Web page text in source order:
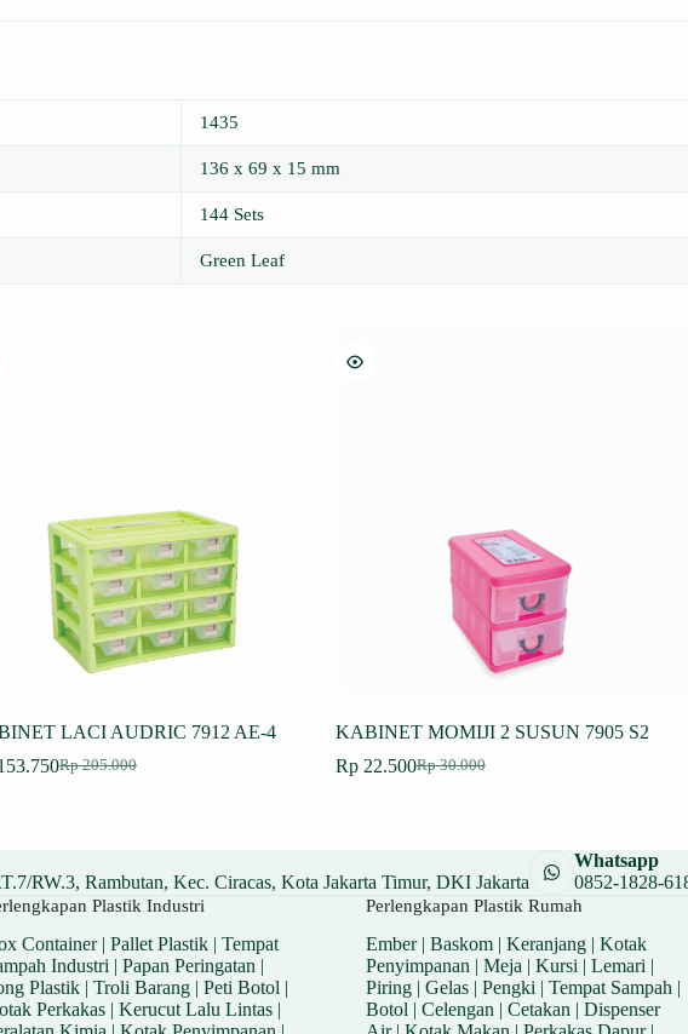
1435
136 x 69 x 15 mm
144 Sets
Green Leaf
LACI AUDRIC 7912 AE-4
Rp205.000
Harga
Harga
KABINET MOMIJI 2 SUSUN 7905 S2
Rp30.000
Harga
Rp22.500Harga
RW.3, Rambutan, Kec. Ciracas, Kota Jakarta Timur, DKI Jakarta
Whatsapp
0852-1828-
Plastik Industri
Container| Pallet Plastik| Tempat
Industri| Papan Peringatan|
Plastik| Troli Barang| Peti Botol|
Perkakas| Kerucut Lalu Lintas|
Perlengkapan Plastik Rumah
Ember| Baskom| Keranjang| Kotak
Penyimpanan| Meja| Kursi| Lemari|
Piring| Gelas| Pengki| Tempat Sampah|
Botol| Celengan| Cetakan| Dispenser